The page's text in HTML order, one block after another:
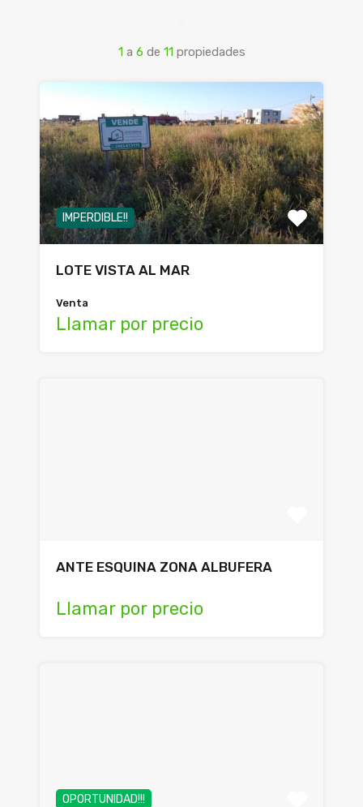
1 a 6 de 11 propiedades
IMPERDIBLE!!
LOTE VISTA AL MAR
Venta
Llamar por precio
ANTE ESQUINA ZONA ALBUFERA
Llamar por precio
OPORTUNIDAD!!!